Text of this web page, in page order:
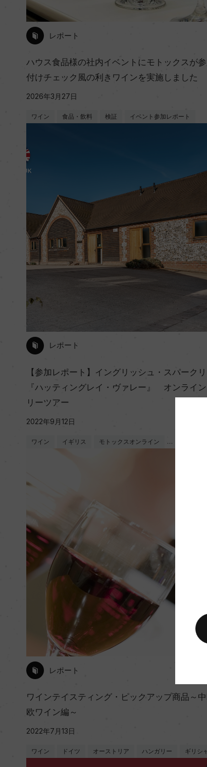
レポート
ハウス食品様の社内イベントにモトックスが
付けチェック風の利きワインを実施しました
2026年3月27日
ワイン 食品・飲料 検証 イベント参加レポート
レポート
【参加レポート】イングリッシュ・スパーク
『ハッティングレイ・ヴァレー』 オンライ
リーツアー
2022年9月12日
ワイン イギリス モトックスオンライン …
レポート
ワインテイスティング・ピックアップ商品～
欧ワイン編～
2022年7月13日
ワイン ドイツ オーストリア ハンガリー ギリシ